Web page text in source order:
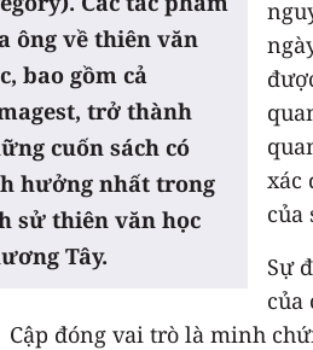
ông về thiên văn
bao gồm cả
trở thành
cuốn sách có
hưởng nhất trong
sử thiên văn học
Tây.
xác
của
Sự
của
Cập đóng vai trò là minh